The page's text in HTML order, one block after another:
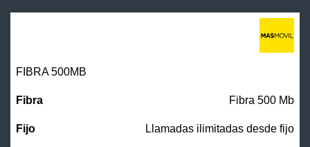
FIBRA500MB
Fibra 500 Mb
Llamadas ilimitadas desde fijo